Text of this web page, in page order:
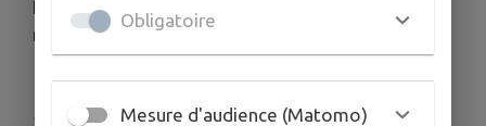
Nous comptons sur votre présence pour cette
reprise.
Publié par Mairie La Croix Blanche
Obligatoire
Mesure d'audience (Matomo)